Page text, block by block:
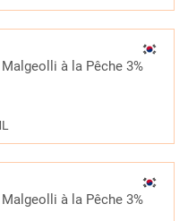
à la Pêche 3%
à la Pêche 3%